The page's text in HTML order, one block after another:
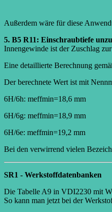
Außerdem wäre für diese
5. B5 R11: Einschraubtiefe
Innengewinde ist der Zuschlag
Eine detaillierte Berechnung
Der berechnete Wert ist mit
6H/6h: meffmin=18,6 mm
6H/6g: meffmin=18,9 mm
6H/6e: meffmin=19,2 mm
Bei den verwirrend vielen
SR1 - Werkstoffdatenbanken
Die Tabelle A9 in VDI2230 mit
So kann man jetzt bei der